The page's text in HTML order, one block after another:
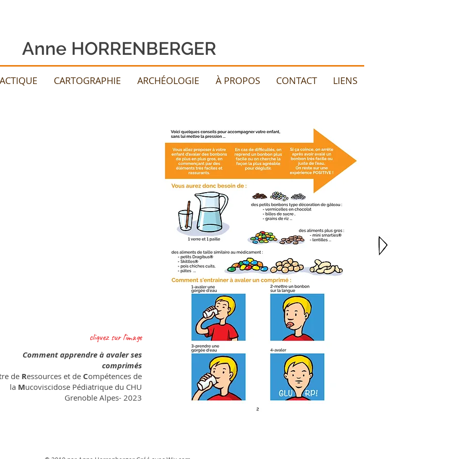
Anne HORRENBERGER
CARTOGRAPHIE ARCHÉOLOGIE À PROPOS CONTACT LIENS
cliquez sur l'image
Comment apprendre à avaler ses
comprimés
de Ressources et de Compétences de
la Mucoviscidose Pédiatrique du CHU
Grenoble Alpes- 2023